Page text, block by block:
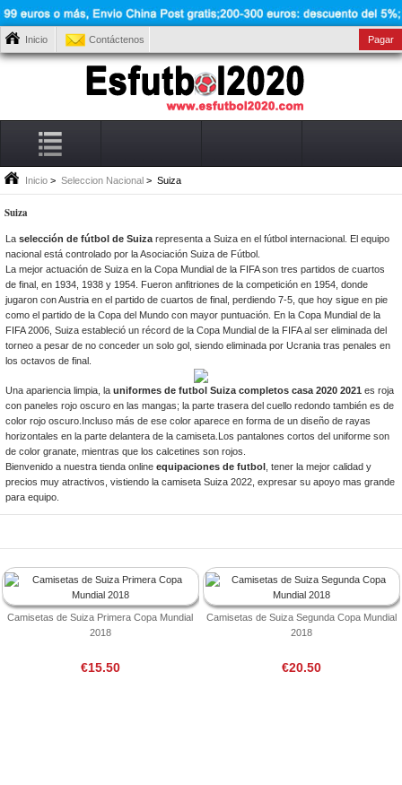
Inicio Contáctenos Pagar
Inicio > Seleccion Nacional > Suiza
Suiza
La selección de fútbol de Suizarepresenta a Suiza en el fútbol internacional. El equipo
nacional está controlado por la Asociación Suiza de Fútbol.
La mejor actuación de Suiza en la Copa Mundial de la FIFA son tres partidos de cuartos
de final, en 1934, 1938 y 1954. Fueron anfitriones de la competición en 1954, donde
jugaron con Austria en el partido de cuartos de final, perdiendo 7-5, que hoy sigue en pie
como el partido de la Copa del Mundo con mayor puntuación. En la Copa Mundial de la
FIFA 2006, Suiza estableció un récord de la Copa Mundial de la FIFA al ser eliminada del
torneo a pesar de no conceder un solo gol, siendo eliminada por Ucrania tras penales en
los octavos de final.
Una apariencia limpia, la uniformes de futbol Suiza completos casa 2020 2021 es roja
con paneles rojo oscuro en las mangas; la parte trasera del cuello redondo también es de
color rojo oscuro.Incluso más de ese color aparece en forma de un diseño de rayas
horizontales en la parte delantera de la camiseta.Los pantalones cortos del uniforme son
de color granate, mientras que los calcetines son rojos.
Bienvenido a nuestra tienda online equipaciones de futbol, tener la mejor calidad y
precios muy atractivos, vistiendo la camiseta Suiza 2022, expresar su apoyo mas grande
para equipo.
Camisetas de Suiza Primera Copa Mundial
2018
€15.50
Camisetas de Suiza Segunda Copa Mundial
2018
€20.50